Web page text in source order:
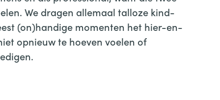
We dragen allemaal talloze kind-
(on)handige momenten het hier-en-
opnieuw te hoeven voelen of